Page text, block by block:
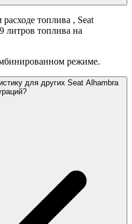
топлива , Seat
литров топлива на
режиме.
для других Seat Alhambra